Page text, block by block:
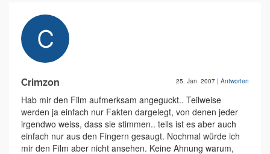
Crimzon 25. Jan. 2007 | Antworten
Hab mir den Film aufmerksam angeguckt.. Teilweise
werden ja einfach nur Fakten dargelegt, von denen jeder
irgendwo weiss, dass sie stimmen.. teils ist es aber auch
einfach nur aus den Fingern gesaugt. Nochmal würde ich
mir den Film aber nicht ansehen. Keine Ahnung warum,